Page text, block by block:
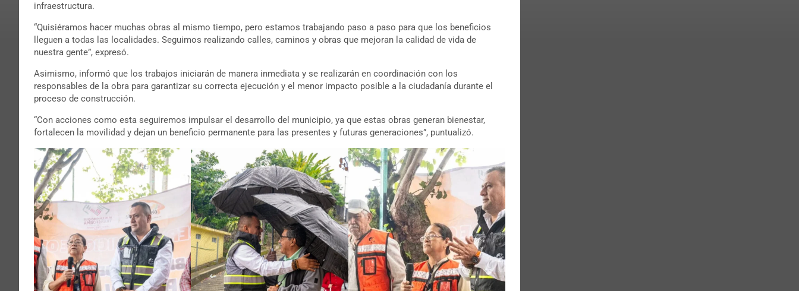
infraestructura.
“Quisiéramos hacer muchas obras al mismo tiempo, pero estamos trabajando paso a paso para que los beneficios
lleguen a todas las localidades. Seguimos realizando calles, caminos y obras que mejoran la calidad de vida de
nuestra gente”, expresó.
Asimismo, informó que los trabajos iniciarán de manera inmediata y se realizarán en coordinación con los
responsables de la obra para garantizar su correcta ejecución y el menor impacto posible a la ciudadanía durante el
proceso de construcción.
“Con acciones como esta seguiremos impulsar el desarrollo del municipio, ya que estas obras generan bienestar,
fortalecen la movilidad y dejan un beneficio permanente para las presentes y futuras generaciones”, puntualizó.